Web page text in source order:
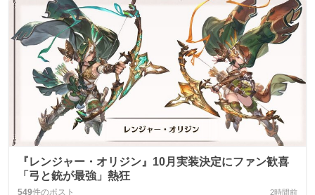
『レンジャー・オリジン』10月実装決定にファン歓喜
「弓と銃が最強」熱狂
549件のポスト 2時間前